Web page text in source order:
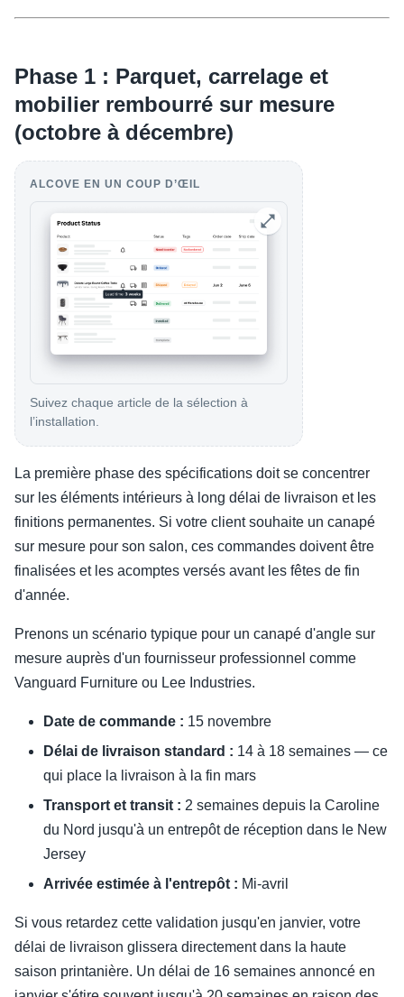
Phase 1 : Parquet, carrelage et
mobilier rembourré sur mesure
(octobre à décembre)
ALCOVE EN UN COUP D’ŒIL
Suivez chaque article de la sélection à
l’installation.
La première phase des spécifications doit se concentrer
sur les éléments intérieurs à long délai de livraison et les
finitions permanentes. Si votre client souhaite un canapé
sur mesure pour son salon, ces commandes doivent être
finalisées et les acomptes versés avant les fêtes de fin
d'année.
Prenons un scénario typique pour un canapé d'angle sur
mesure auprès d'un fournisseur professionnel comme
Vanguard Furniture ou Lee Industries.
Date de commande : 15 novembre
Délai de livraison standard : 14 à 18 semaines — ce
qui place la livraison à la fin mars
Transport et transit : 2 semaines depuis la Caroline
du Nord jusqu'à un entrepôt de réception dans le New
Jersey
Arrivée estimée à l'entrepôt : Mi-avril
Si vous retardez cette validation jusqu'en janvier, votre
délai de livraison glissera directement dans la haute
saison printanière. Un délai de 16 semaines annoncé en